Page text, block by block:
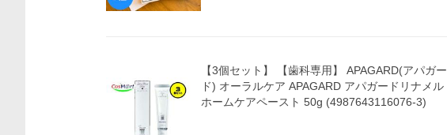
【3個セット】 【歯科専用】 APAGARD(アパガー
ド) オーラルケア APAGARD アパガードリナメル
ホームケアペースト 50g (4987643116076-3)